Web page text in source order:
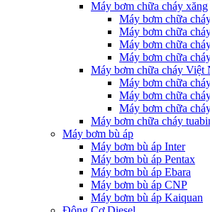
Máy bơm chữa cháy xăng
Máy bơm chữa
Máy bơm chữa
Máy bơm chữa
Máy bơm chữa
Máy bơm chữa cháy Việt
Máy bơm chữa
Máy bơm chữa
Máy bơm chữa
Máy bơm chữa cháy
Máy bơm bù áp
Máy bơm bù áp Inter
Máy bơm bù áp Pentax
Máy bơm bù áp Ebara
Máy bơm bù áp CNP
Máy bơm bù áp Kaiquan